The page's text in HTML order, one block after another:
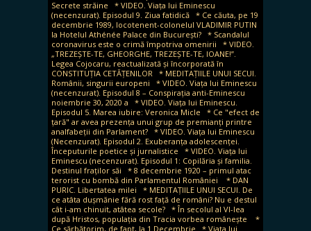
Secrete străine
* VIDEO. Viața lui Eminescu
(necenzurat). Episodul 9. Ziua fatidică * Ce căuta, pe 19
decembrie 1989, locotenent-colonelul VLADIMIR PUTIN
la Hotelul Athénée Palace din București? * Scandalul
coronavirus este o crimă împotriva omenirii
* VIDEO.
„TREZEȘTE-TE, GHEORGHE, TREZEȘTE-TE, IOANE!”.
Legea Cojocaru, reactualizată și încorporată în
CONSTITUȚIA CETĂȚENILOR
* MEDITAȚIILE UNUI SECUI.
Românii, singurii europeni
* VIDEO. Viața lui Eminescu
(necenzurat). Episodul 8 – Conspirația anti-Eminescu
noiembrie 30, 2020 a
* VIDEO. Viața lui Eminescu.
Episodul 5. Marea iubire: Veronica Micle
* Ce "efect de
țară" ar avea prezența unui grup de premianți printre
analfabeții din Parlament? * VIDEO. Viața lui Eminescu
(Necenzurat). Episodul 2. Exuberanța adolescenței.
Începuturile poetice și jurnalistice
* VIDEO. Viața lui
Eminescu (necenzurat). Episodul 1: Copilăria și familia.
Destinul fraților săi
* 8 decembrie 1920 – primul atac
terorist cu bombă din Parlamentul României
* DAN
PURIC. Libertatea milei
* MEDITAȚIILE UNUI SECUI. De
ce atâta dușmănie fără rost față de români? Nu e destul
cât i-am chinuit, atâtea secole? * În secolul al VI-lea
după Hristos, populația din Tracia vorbea românește
*
Ce sărbătorim, de fapt, la 1 Decembrie
* Viața lui